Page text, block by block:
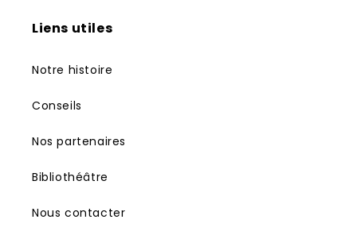
Liens utiles
Notre histoire
Conseils
Nos partenaires
Bibliothéâtre
Nous contacter